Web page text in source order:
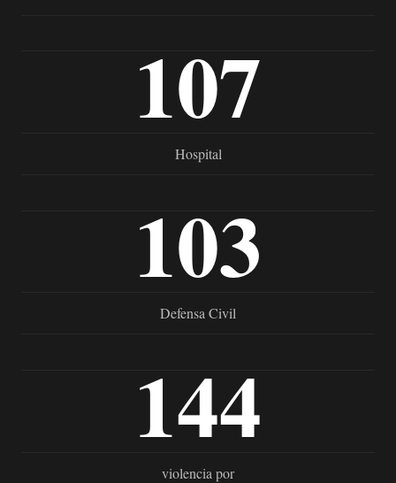
107
Hospital
103
Defensa Civil
144
violencia por